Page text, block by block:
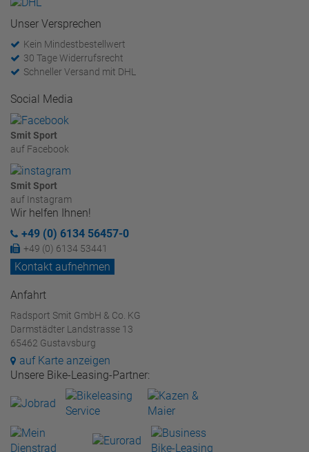
Unser Versprechen
Kein Mindestbestellwert
30 Tage Widerrufsrecht
Schneller Versand mit DHL
Social Media
Smit Sport
auf Facebook
Smit Sport
auf Instagram
Wir helfen Ihnen!
+49 (0) 6134 56457-0
+49 (0) 6134 53441
Kontakt aufnehmen
Anfahrt
Radsport Smit GmbH & Co. KG
Darmstädter Landstrasse 13
65462 Gustavsburg
auf Karte anzeigen
Unsere Bike-Leasing-Partner: